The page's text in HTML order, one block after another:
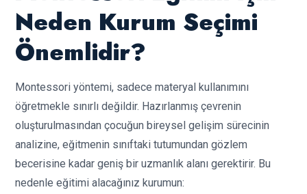
Neden Kurum Seçimi
Önemlidir?
Montessori yöntemi, sadece materyal kullanımını
öğretmekle sınırlı değildir. Hazırlanmış çevrenin
oluşturulmasından çocuğun bireysel gelişim sürecinin
analizine, eğitmenin sınıftaki tutumundan gözlem
becerisine kadar geniş bir uzmanlık alanı gerektirir. Bu
nedenle eğitimi alacağınız kurumun: